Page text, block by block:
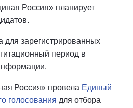
Россия» планирует
для зарегистрированных
период в
Россия» провела Единый
голосования для отбора